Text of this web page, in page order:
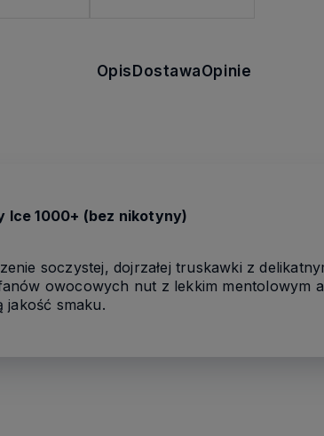
Opis DostawaOpinie
Ice 1000+ (bez nikotyny)
soczystej, dojrzałej truskawki z
owocowych nut z lekkim mentolowym
smaku.